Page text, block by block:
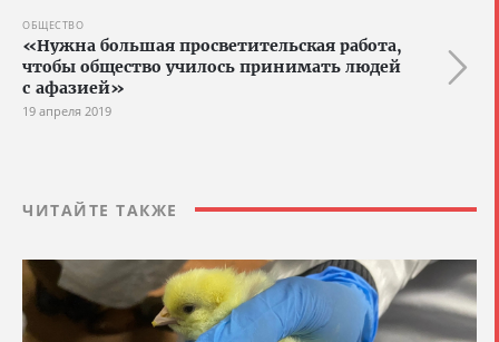
ОБЩЕСТВО
«Нужна большая просветительская работа,
чтобы общество училось принимать людей
с афазией»
19 апреля 2019
ЧИТАЙТЕ ТАКЖЕ